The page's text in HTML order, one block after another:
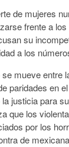
de mujeres
frente a
su
a los
mueve entre
paridades en
justicia para
que los
por los
de